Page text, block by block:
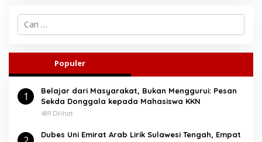
C
i
n
u
k
Populer
1
Belajar dari Masyarakat, Bukan Menggurui: Pesan
Sekda Donggala kepada Mahasiswa KKN
489 Dilihat
Dubes Uni Emirat Arab Lirik Sulawesi Tengah, Empat